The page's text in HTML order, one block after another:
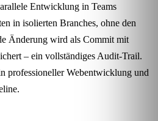
Entwicklung in Teams
in isolierten Branches, ohne den
Änderung wird als Commit mit
– ein vollständiges Audit-Trail.
professioneller Webentwicklung und